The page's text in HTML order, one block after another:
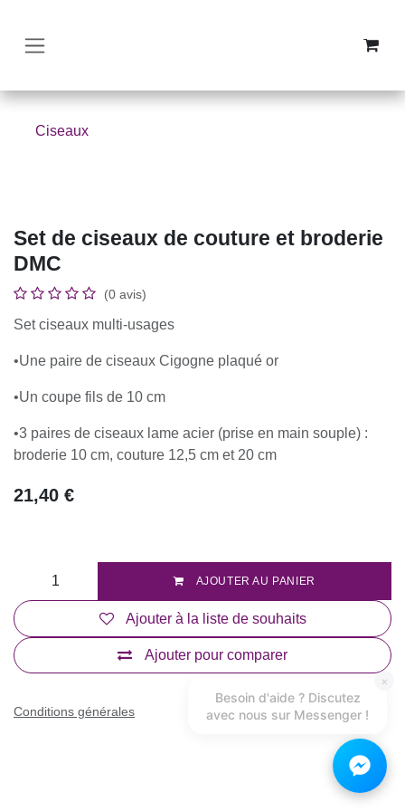
Ciseaux
Set de ciseaux de couture et broderie
DMC
(0 avis)
Set ciseaux multi-usages
•Une paire de ciseaux Cigogne plaqué or
•Un coupe fils de 10 cm
•3 paires de ciseaux lame acier (prise en main souple) :
broderie 10 cm, couture 12,5 cm et 20 cm
21,40 €
AJOUTER AU PANIER
Ajouter pour comparer
Ajouter à la liste de souhaits
Conditions générales
×
Besoin d'aide ? Discutez
avec nous sur Messenger !